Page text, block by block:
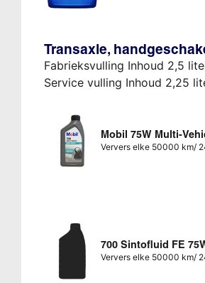
Transaxle,
Fabrieksvulling Inhoud 2,5
Service vulling Inhoud 2,25
Mobil 75W Multi-
Ververs elke 50000 km/
700 Sintofluid FE
Ververs elke 50000 km/